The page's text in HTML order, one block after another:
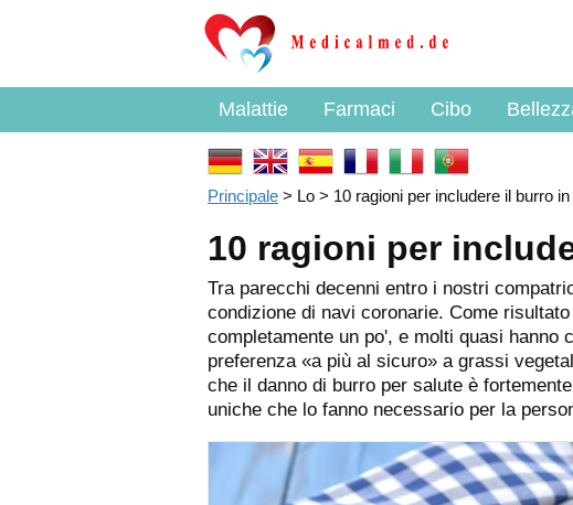
Malattie Farmaci Cibo
Principale > Lo > 10 ragioni per includere il burro
10 ragioni per
Tra parecchi decenni entro i nostri
condizione di navi coronarie. Come
completamente un po', e molti quasi hanno
preferenza «a più al sicuro» a grassi
che il danno di burro per salute è
uniche che lo fanno necessario per la